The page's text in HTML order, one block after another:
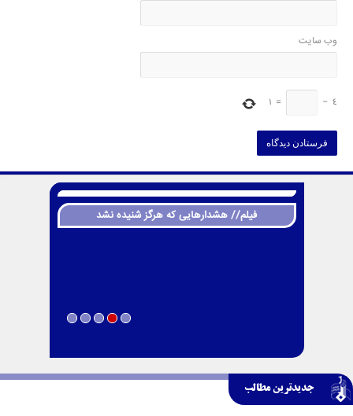
وب‌ سایت
4
−
=
1
فیلم// هشدارهایی که هرگز شنیده نشد
جدیدترین مطالب